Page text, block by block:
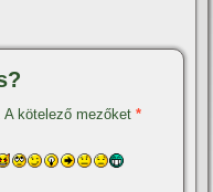
A kötelező mezőket*